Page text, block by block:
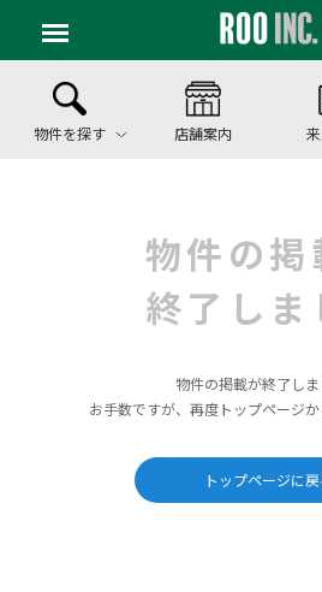
物件を探す 店舗案内
物件の掲
終了しま
物件の掲載が終了しま
お手数ですが、再度トップページか
トップページに戻